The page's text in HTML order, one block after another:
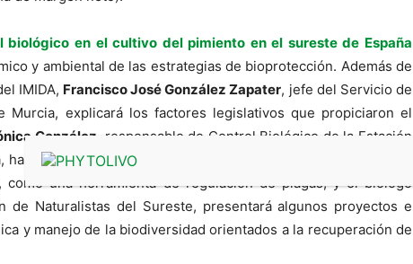
biológico en el cultivo del pimiento en el sureste de España
y ambiental de las estrategias de bioprotección. Además de
IMIDA, Francisco José González Zapater, jefe del Servicio de
Murcia, explicará los factores legislativos que propiciaron el
González , responsable de Control Biológico de la Estación
hablará del importante papel que juega la biodiversidad en los
como una herramienta de regulación de plagas; y el biólogo
de Naturalistas del Sureste, presentará algunos proyectos e
y manejo de la biodiversidad orientados a la recuperación de